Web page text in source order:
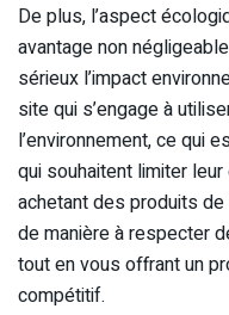
De plus, l’aspect
avantage non
sérieux l’impact
site qui s’engage à
l’environnement, ce qui
qui souhaitent limiter
achetant des produits
de manière à respecter
tout en vous offrant un
compétitif.